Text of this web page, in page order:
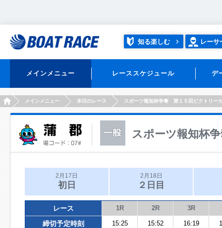
知る楽しむ レーサ
メインメニュー レーススケジュール デ
HOMEメインメニュー 本日のレース スポーツ報知杯争奪 第１５回ビクトリー
スポーツ報知杯
2月17日
初日
2月18日
２日目
レース 1R 2R 3R
締切予定時刻 15:25 15:52 16:19